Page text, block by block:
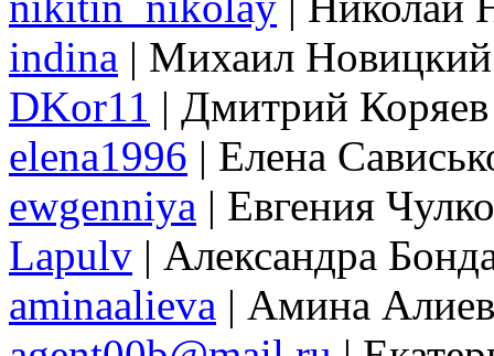
indina | Михаил Новицкий
DKor11 | Дмитрий Коряев
elena1996 | Елена
ewgenniya | Евгения
Lapulv | Александра
aminaalieva | Амина